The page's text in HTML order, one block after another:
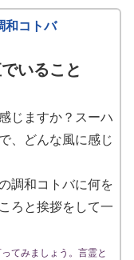
和コトバ
いること
じますか？スーハ
、どんな風に感じ
調和コトバに何を
ろと挨拶をして一
てみましょう。言霊と